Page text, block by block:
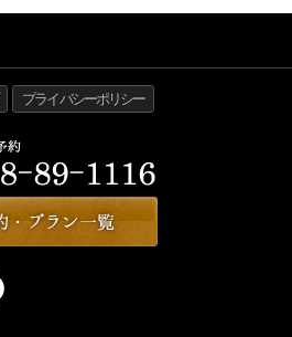
プライバシーポリシー